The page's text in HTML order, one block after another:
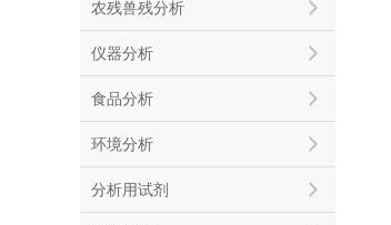
农残兽残分析
仪器分析
食品分析
环境分析
分析用试剂